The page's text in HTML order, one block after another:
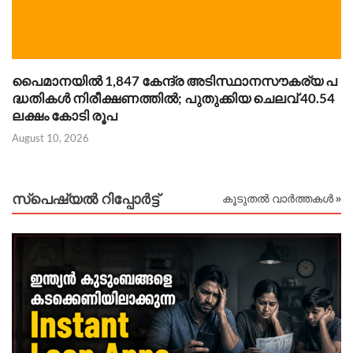
പൈമാനയിൽ 1,847 കേന്ദ്ര അടിസ്ഥാനസൗകര്യ പ
ദ്ധതികൾ നിരീക്ഷണത്തിൽ; പുതുക്കിയ ചെലവ് 40.54
ലക്ഷം കോടി രൂപ
August 10, 2026
സ്പെഷ്യൽ റിപ്പോര്‍ട്ട് കൂടുതൽ വാർത്തകൾ »